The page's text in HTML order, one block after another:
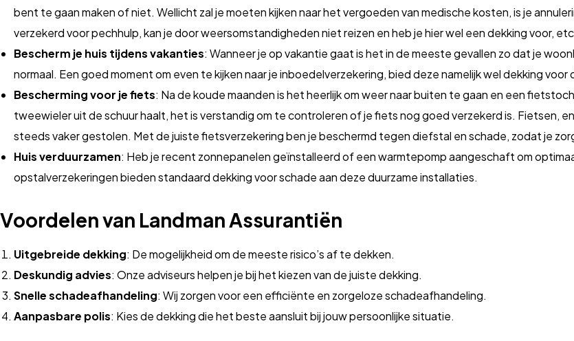
bent te gaan maken of niet. Wellicht zal je moeten kijken naar het vergoeden van medische kosten, is je
verzekerd voor pechhulp, kan je door weersomstandigheden niet reizen en heb je hier wel een dekking voor,
Bescherm je huis tijdens vakanties: Wanneer je op vakantie gaat is het in de meeste gevallen zo dat je
normaal. Een goed moment om even te kijken naar je inboedelverzekering, bied deze namelijk wel dekking
Bescherming voor je fiets: Na de koude maanden is het heerlijk om weer naar buiten te gaan en een
tweewieler uit de schuur haalt, het is verstandig om te controleren of je fiets nog goed verzekerd is. Fietsen,
steeds vaker gestolen. Met de juiste fietsverzekering ben je beschermd tegen diefstal en schade, zodat je
Huis verduurzamen: Heb je recent zonnepanelen geïnstalleerd of een warmtepomp aangeschaft om
opstalverzekeringen bieden standaard dekking voor schade aan deze duurzame installaties.
Voordelen van Landman Assurantiën
Uitgebreide dekking: De mogelijkheid om de meeste risico’s af te dekken.
Deskundig advies: Onze adviseurs helpen je bij het kiezen van de juiste dekking.
Snelle schadeafhandeling: Wij zorgen voor een efficiënte en zorgeloze schadeafhandeling.
Aanpasbare polis: Kies de dekking die het beste aansluit bij jouw persoonlijke situatie.